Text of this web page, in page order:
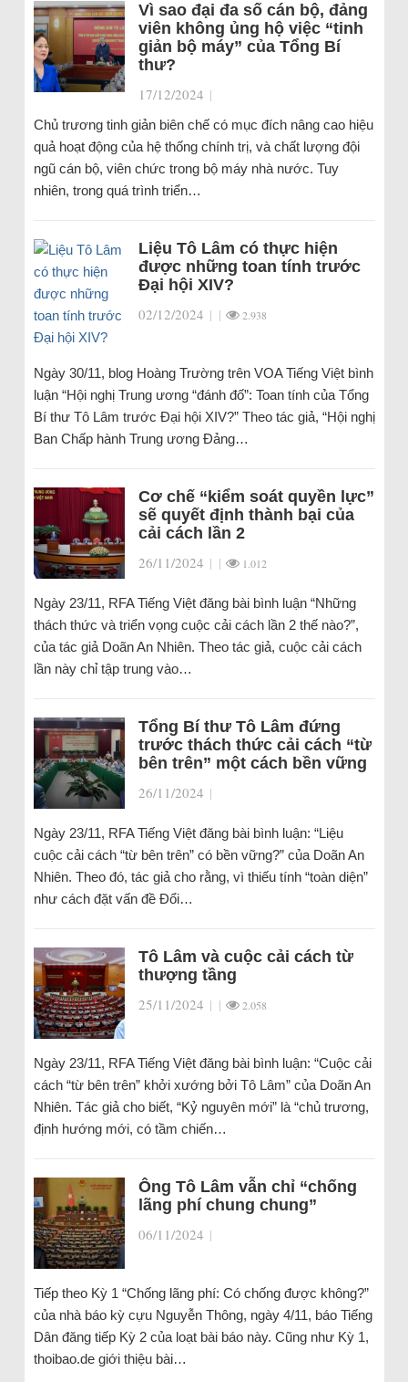
Vì sao đại đa số cán bộ, đảng
viên không ủng hộ việc “tinh
giản bộ máy” của Tổng Bí
thư?
17/12/2024 |
Chủ trương tinh giản biên chế có mục đích nâng cao hiệu
quả hoạt động của hệ thống chính trị, và chất lượng đội
ngũ cán bộ, viên chức trong bộ máy nhà nước. Tuy
nhiên, trong quá trình triển…
Liệu Tô Lâm có thực hiện
được những toan tính trước
Đại hội XIV?
02/12/2024 | | 2.938
Ngày 30/11, blog Hoàng Trường trên VOA Tiếng Việt bình
luận “Hội nghị Trung ương “đánh đố”: Toan tính của Tổng
Bí thư Tô Lâm trước Đại hội XIV?” Theo tác giả, “Hội nghị
Ban Chấp hành Trung ương Đảng…
Cơ chế “kiểm soát quyền lực”
sẽ quyết định thành bại của
cải cách lần 2
26/11/2024 | | 1.012
Ngày 23/11, RFA Tiếng Việt đăng bài bình luận “Những
thách thức và triển vọng cuộc cải cách lần 2 thế nào?”,
của tác giả Doãn An Nhiên. Theo tác giả, cuộc cải cách
lần này chỉ tập trung vào…
Tổng Bí thư Tô Lâm đứng
trước thách thức cải cách “từ
bên trên” một cách bền vững
26/11/2024 |
Ngày 23/11, RFA Tiếng Việt đăng bài bình luận: “Liệu
cuộc cải cách “từ bên trên” có bền vững?” của Doãn An
Nhiên. Theo đó, tác giả cho rằng, vì thiếu tính “toàn diện”
như cách đặt vấn đề Đổi…
Tô Lâm và cuộc cải cách từ
thượng tầng
25/11/2024 | | 2.058
Ngày 23/11, RFA Tiếng Việt đăng bài bình luận: “Cuộc cải
cách “từ bên trên” khởi xướng bởi Tô Lâm” của Doãn An
Nhiên. Tác giả cho biết, “Kỷ nguyên mới” là “chủ trương,
định hướng mới, có tầm chiến…
Ông Tô Lâm vẫn chỉ “chống
lãng phí chung chung”
06/11/2024 |
Tiếp theo Kỳ 1 “Chống lãng phí: Có chống được không?”
của nhà báo kỳ cựu Nguyễn Thông, ngày 4/11, báo Tiếng
Dân đăng tiếp Kỳ 2 của loạt bài báo này. Cũng như Kỳ 1,
thoibao.de giới thiệu bài…